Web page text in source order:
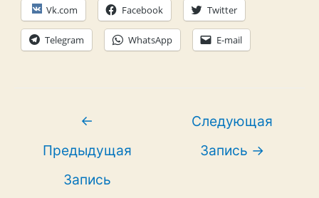
Vk.com Facebook Twitter
Telegram WhatsApp E-mail
Навигация
записям
←
Предыдущая
Запись
Следующая
Запись →